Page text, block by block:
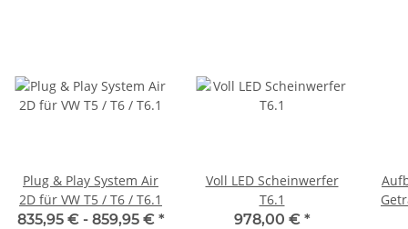
Plug & Play System Air
2D für VW T5 / T6 / T6.1
835,95 € - 859,95 € *
Voll LED Scheinwerfer
T6.1
978,00 € *